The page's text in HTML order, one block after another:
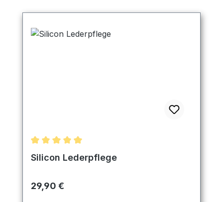
Durchschnittliche Bewertung von 5 von 5 Sternen
Silicon Lederpflege
Regulärer Preis:
29,90 €